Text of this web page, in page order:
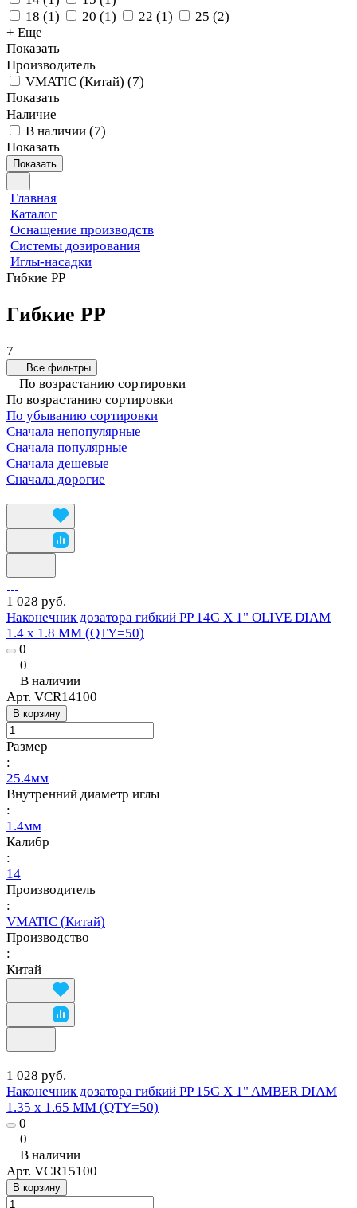
18 (1) 20 (1) 22 (1) 25 (2)
+ Еще
Показать
Производитель
VMATIC (Китай) (7)
Показать
Наличие
В наличии (7)
Показать
Показать
Главная
Каталог
Оснащение производств
Системы дозирования
Иглы-насадки
Гибкие PP
Гибкие PP
7
Все фильтры
По возрастанию сортировки
По возрастанию сортировки
По убыванию сортировки
Сначала непопулярные
Сначала популярные
Сначала дешевые
Сначала дорогие
1 028 руб.
Наконечник дозатора гибкий PP 14G X 1" OLIVE DIAM
1.4 x 1.8 MM (QTY=50)
0
0
В наличии
Арт. VCR14100
В корзину
Размер
:
25.4мм
Внутренний диаметр иглы
:
1.4мм
Калибр
:
14
Производитель
:
VMATIC (Китай)
Производство
:
Китай
1 028 руб.
Наконечник дозатора гибкий PP 15G X 1" AMBER DIAM
1.35 x 1.65 MM (QTY=50)
0
0
В наличии
Арт. VCR15100
В корзину